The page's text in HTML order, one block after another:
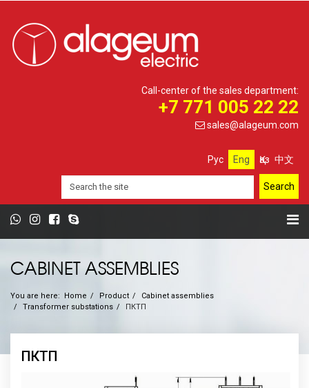
Call-center of the sales department:
+7 771 005 22 22
sales@alageum.com
Рус Eng Қаз 中文
CABINET ASSEMBLIES
You are here: Home Product
Cabinet assemblies
Transformer substations
ПКТП
ПКТП